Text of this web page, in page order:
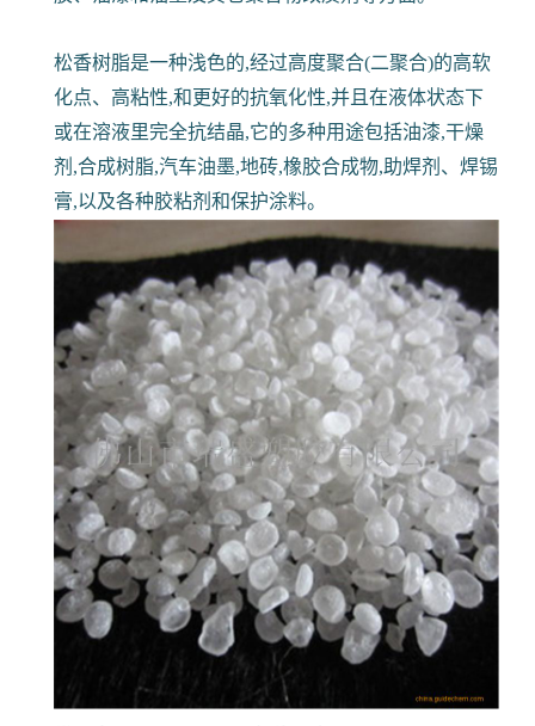
松香树脂是一种浅色的,经过高度聚合(二聚合)的高软
化点、高粘性,和更好的抗氧化性,并且在液体状态下
或在溶液里完全抗结晶,它的多种用途包括油漆,干燥
剂,合成树脂,汽车油墨,地砖,橡胶合成物,助焊剂、焊锡
膏,以及各种胶粘剂和保护涂料。